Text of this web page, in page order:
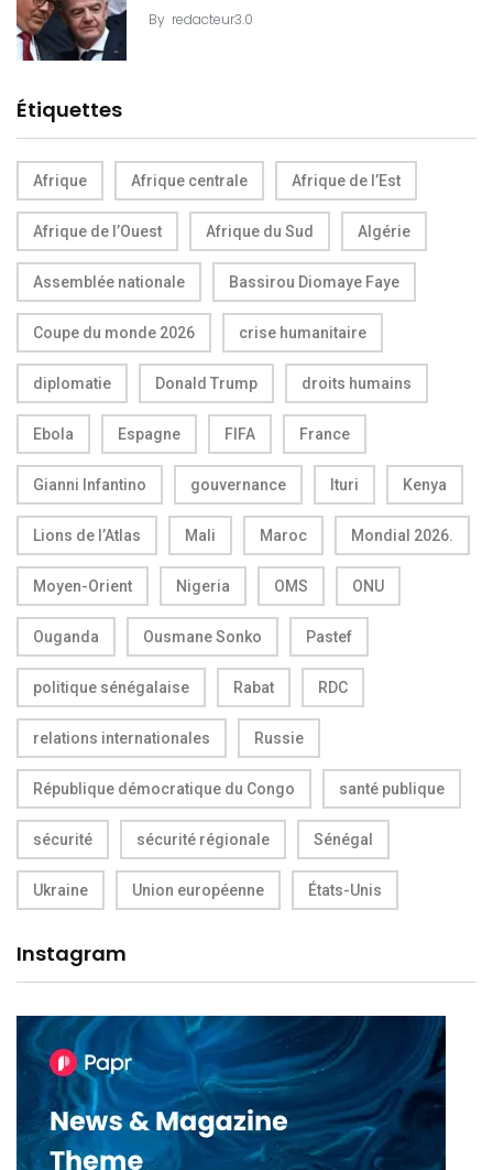
By redacteur3.0
Étiquettes
Afrique Afrique centrale Afrique de l’Est
Afrique de l’Ouest Afrique du Sud Algérie
Assemblée nationale Bassirou Diomaye Faye
Coupe du monde 2026 crise humanitaire
diplomatie Donald Trump droits humains
Ebola Espagne FIFA France
Gianni Infantino gouvernance Ituri Kenya
Lions de l’Atlas Mali Maroc Mondial 2026.
Moyen-Orient Nigeria OMS ONU
Ouganda Ousmane Sonko Pastef
politique sénégalaise Rabat RDC
relations internationales Russie
République démocratique du Congo santé publique
sécurité sécurité régionale Sénégal
Ukraine Union européenne États-Unis
Instagram